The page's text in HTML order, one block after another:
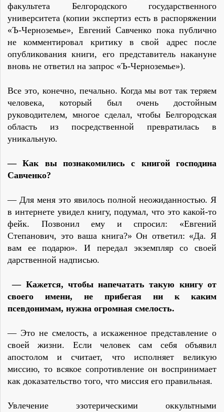
факультета Белгородского государственного
университета (копии экспертиз есть в распоряжении
«Ъ-Черноземье», Евгений Савченко пока публично
не комментировал критику в свой адрес после
опубликования книги, его представитель накануне
вновь не ответил на запрос «Ъ-Черноземье»).
Все это, конечно, печально. Когда мы вот так теряем
человека, который был очень достойным
руководителем, многое сделал, чтобы Белгородская
область из посредственной превратилась в
уникальную.
— Как вы познакомились с книгой господина
Савченко?
— Для меня это явилось полной неожиданностью. Я
в интернете увидел книгу, подумал, что это какой-то
фейк. Позвонил ему и спросил: «Евгений
Степанович, это ваша книга?» Он ответил: «Да. Я
вам ее подарю». И передал экземпляр со своей
дарственной надписью.
— Кажется, чтобы напечатать такую книгу от
своего имени, не прибегая ни к каким
псевдонимам, нужна огромная смелость.
— Это не смелость, а искаженное представление о
своей жизни. Если человек сам себя объявил
апостолом и считает, что исполняет великую
миссию, то всякое сопротивление он воспринимает
как доказательство того, что миссия его правильная.
Увлечение эзотерическими оккультными